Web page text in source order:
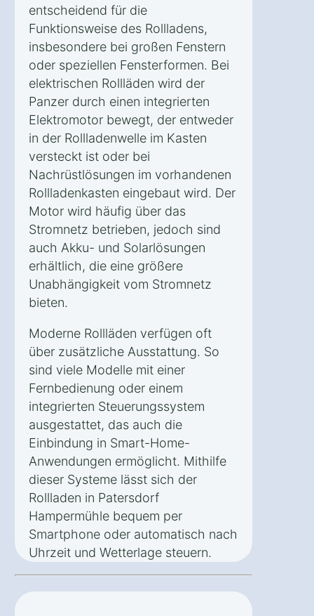
entscheidend für die
Funktionsweise des Rollladens,
insbesondere bei großen Fenstern
oder speziellen Fensterformen. Bei
elektrischen Rollläden wird der
Panzer durch einen integrierten
Elektromotor bewegt, der entweder
in der Rollladenwelle im Kasten
versteckt ist oder bei
Nachrüstlösungen im vorhandenen
Rollladenkasten eingebaut wird. Der
Motor wird häufig über das
Stromnetz betrieben, jedoch sind
auch Akku- und Solarlösungen
erhältlich, die eine größere
Unabhängigkeit vom Stromnetz
bieten.
Moderne Rollläden verfügen oft
über zusätzliche Ausstattung. So
sind viele Modelle mit einer
Fernbedienung oder einem
integrierten Steuerungssystem
ausgestattet, das auch die
Einbindung in Smart-Home-
Anwendungen ermöglicht. Mithilfe
dieser Systeme lässt sich der
Rollladen in Patersdorf
Hampermühle bequem per
Smartphone oder automatisch nach
Uhrzeit und Wetterlage steuern.